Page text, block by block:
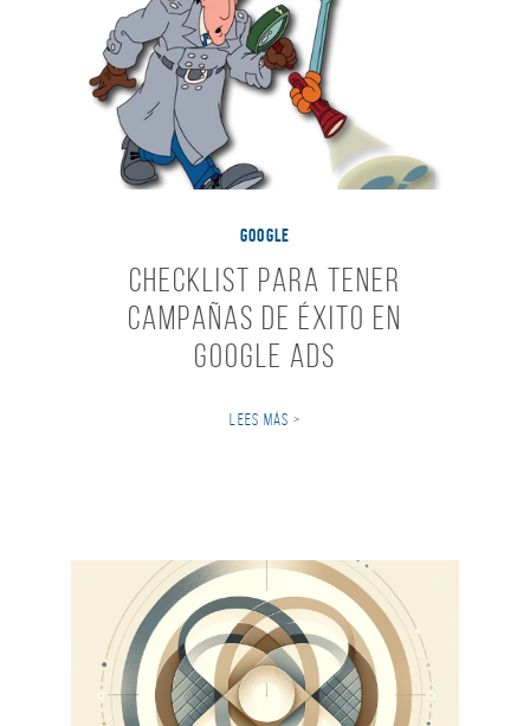
GOOGLE
Checklist para tener
Campañas de éxito en
Google Ads
LEES MÁS >